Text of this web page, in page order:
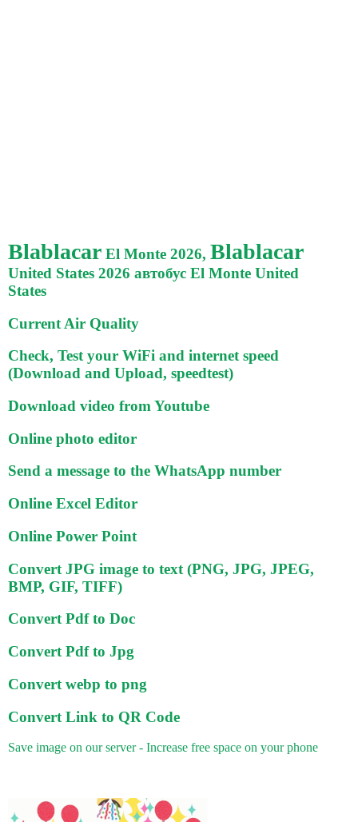
Blablacar El Monte 2026, Blablacar
United States 2026 автобус El Monte United
States
Current Air Quality
Check, Test your WiFi and internet speed
(Download and Upload, speedtest)
Download video from Youtube
Online photo editor
Send a message to the WhatsApp number
Online Excel Editor
Online Power Point
Convert JPG image to text (PNG, JPG, JPEG,
BMP, GIF, TIFF)
Convert Pdf to Doc
Convert Pdf to Jpg
Convert webp to png
Convert Link to QR Code
Save image on our server - Increase free space on your phone